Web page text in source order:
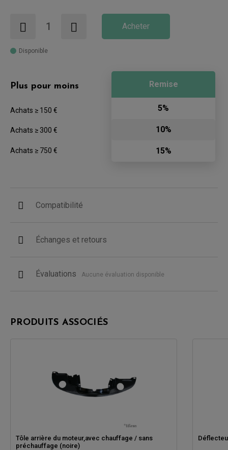
Acheter
Disponible
Plus pour moins
Achats ≥ 150 €
Achats ≥ 300 €
Achats ≥ 750 €
Remise
5%
10%
15%
Compatibilité
Échanges et retours
Évaluations Aucune évaluation disponible
PRODUITS ASSOCIÉS
Tôle arrière du moteur,avec chauffage / sans
préchauffage (noire)